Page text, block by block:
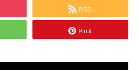
RSS
Pin it